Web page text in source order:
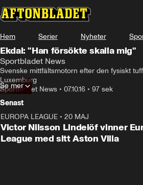
Hem Serier Nyheter
Ekdal: "Han försökte skalla mig"
Sportbladet News
Svenske mittfältsmotorn efter den fysiskt
Luxemburg
Sportbladet News • 07.10.16 • 97 sek
Se mer
Senast
EUROPA LEAGUE • 20 MAJ
Victor Nilsson Lindelöf vinner
League med sitt Aston Villa